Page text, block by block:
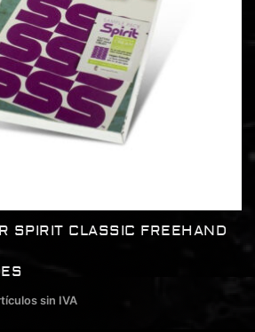
SPIRIT CLASSIC FREEHAND
sin IVA